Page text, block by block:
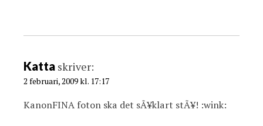
Katta skriver:
2 februari, 2009 kl. 17:17
KanonFINA foton ska det sÃ¥klart stÃ¥! :wink: